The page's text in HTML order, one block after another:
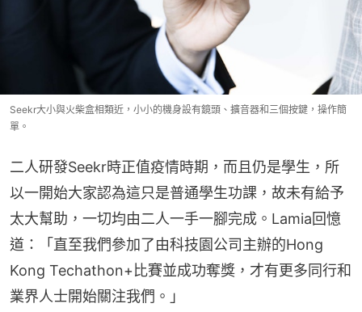
Seekr大小與火柴盒相類近，小小的機身設有鏡頭、擴音器和三個按鍵，操作簡
單。
二人研發Seekr時正值疫情時期，而且仍是學生，所
以一開始大家認為這只是普通學生功課，故未有給予
太大幫助，一切均由二人一手一腳完成。Lamia回憶
道：「直至我們參加了由科技園公司主辦的Hong
Kong Techathon+比賽並成功奪獎，才有更多同行和
業界人士開始關注我們。」